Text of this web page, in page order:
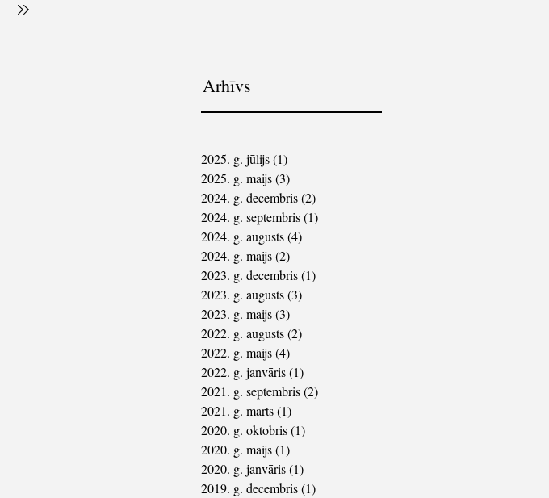
Arhīvs
2025. g. jūlijs(1)
2025. g. maijs(3)
2024. g. decembris(2)
2024. g. septembris(1)
2024. g. augusts(4)
2024. g. maijs(2)
2023. g. decembris(1)
2023. g. augusts(3)
2023. g. maijs(3)
2022. g. augusts(2)
2022. g. maijs(4)
2022. g. janvāris(1)
2021. g. septembris(2)
2021. g. marts(1)
2020. g. oktobris(1)
2020. g. maijs(1)
2020. g. janvāris(1)
2019. g. decembris(1)